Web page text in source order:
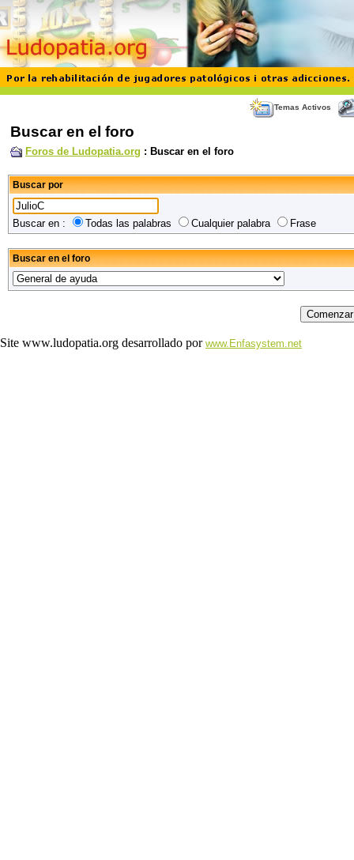
Temas Activos
Buscar en el foro
Foros de Ludopatia.org : Buscar en el foro
Buscar por
Buscar en : Todas las palabras Cualquier palabra Frase
Buscar en el foro
Site www.ludopatia.org desarrollado por www.Enfasystem.net